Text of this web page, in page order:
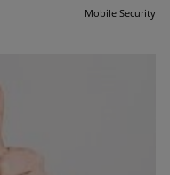
Mobile Security